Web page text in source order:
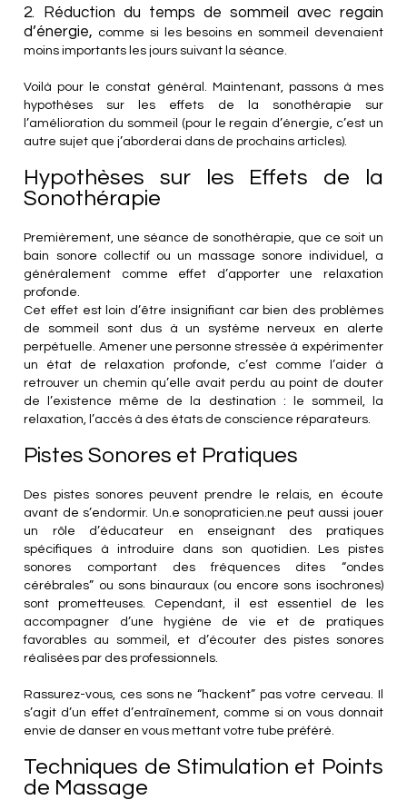
2. Réduction du temps de sommeil avec regain
d’énergie, comme si les besoins en sommeil devenaient
moins importants les jours suivant la séance.
Voilà pour le constat général. Maintenant, passons à mes
hypothèses sur les effets de la sonothérapie sur
l’amélioration du sommeil (pour le regain d’énergie, c’est un
autre sujet que j’aborderai dans de prochains articles).
Hypothèses sur les Effets de la
Sonothérapie
Premièrement, une séance de sonothérapie, que ce soit un
bain sonore collectif ou un massage sonore individuel, a
généralement comme effet d’apporter une relaxation
profonde.
Cet effet est loin d’être insignifiant car bien des problèmes
de sommeil sont dus à un système nerveux en alerte
perpétuelle. Amener une personne stressée à expérimenter
un état de relaxation profonde, c’est comme l’aider à
retrouver un chemin qu’elle avait perdu au point de douter
de l’existence même de la destination : le sommeil, la
relaxation, l’accès à des états de conscience réparateurs.
Pistes Sonores et Pratiques
Des pistes sonores peuvent prendre le relais, en écoute
avant de s’endormir. Un.e sonopraticien.ne peut aussi jouer
un rôle d’éducateur en enseignant des pratiques
spécifiques à introduire dans son quotidien. Les pistes
sonores comportant des fréquences dites “ondes
cérébrales” ou sons binauraux (ou encore sons isochrones)
sont prometteuses. Cependant, il est essentiel de les
accompagner d’une hygiène de vie et de pratiques
favorables au sommeil, et d’écouter des pistes sonores
réalisées par des professionnels.
Rassurez-vous, ces sons ne “hackent” pas votre cerveau. Il
s’agit d’un effet d’entraînement, comme si on vous donnait
envie de danser en vous mettant votre tube préféré.
Techniques de Stimulation et Points
de Massage